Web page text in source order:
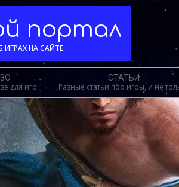
портал
НА САЙТЕ
для игр
СТАТЬИ
Разные статьи про игры, и не